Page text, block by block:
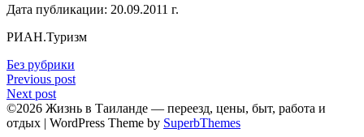
Дата публикации: 20.09.2011 г.
РИАН.Туризм
Без рубрики
Навигация
по
записям
Previous post
Next post
©2026 Жизнь в Таиланде — переезд, цены, быт, работа и
отдых | WordPress Theme by SuperbThemes